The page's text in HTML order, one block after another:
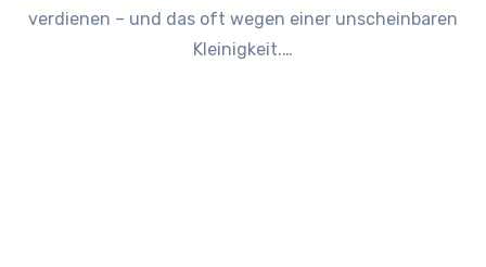
verdienen – und das oft wegen einer unscheinbaren
Kleinigkeit.…